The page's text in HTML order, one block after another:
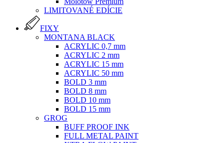
LIMITOVANÉ EDÍCIE
FIXY
MONTANA BLACK
ACRYLIC 0,7 mm
ACRYLIC 2 mm
ACRYLIC 15 mm
ACRYLIC 50 mm
BOLD 3 mm
BOLD 8 mm
BOLD 10 mm
BOLD 15 mm
GROG
BUFF PROOF INK
FULL METAL PAINT